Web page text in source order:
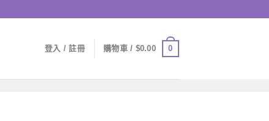
登入 / 註冊 購物車 / $0.00 0